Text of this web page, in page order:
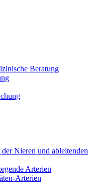
Beratung
Nieren und
Arterien
Arterien